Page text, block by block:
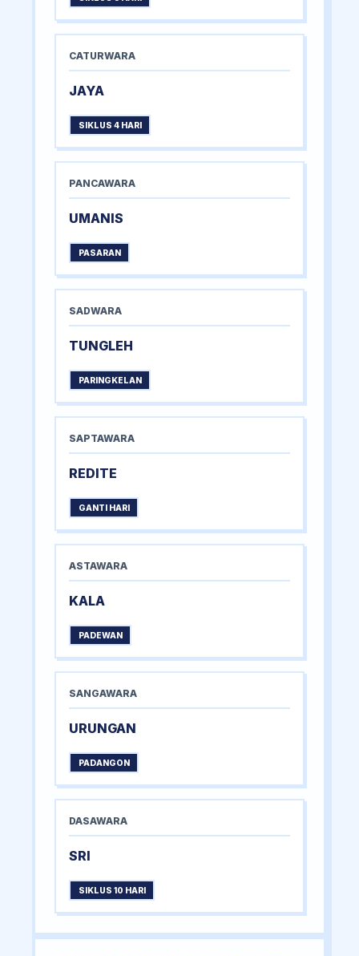
CATURWARA
JAYA
SIKLUS 4 HARI
PANCAWARA
UMANIS
PASARAN
SADWARA
TUNGLEH
PARINGKELAN
SAPTAWARA
REDITE
GANTI HARI
ASTAWARA
KALA
PADEWAN
SANGAWARA
URUNGAN
PADANGON
DASAWARA
SRI
SIKLUS 10 HARI